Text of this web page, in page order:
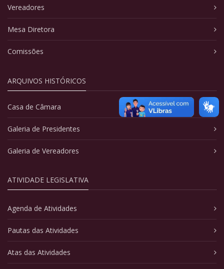
Vereadores
Mesa Diretora
Comissões
ARQUIVOS HISTÓRICOS
Casa de Câmara
Galeria de Presidentes
Galeria de Vereadores
ATIVIDADE LEGISLATIVA
Agenda de Atividades
Pautas das Atividades
Atas das Atividades